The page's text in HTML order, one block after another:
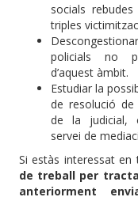
socials
triples
policials no
d’aquest àmbit.
Estudiar la
de resolució
de la judicial,
servei de
Si estàs interessat en
de treball per
anteriorment